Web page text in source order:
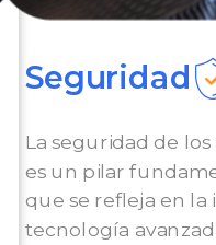
Seguridad
La seguridad de
es un pilar
que se refleja en la
tecnología